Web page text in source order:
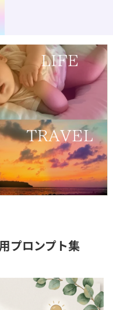
プロンプト集